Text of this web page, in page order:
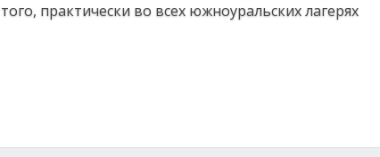
практически во всех южноуральских лагерях